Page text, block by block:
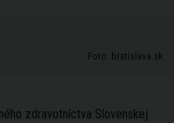
Foto: bratislava.sk
zdravotníctva Slovenskej